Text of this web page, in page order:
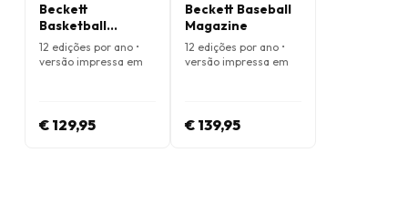
Beckett
Basketball
Magazine
12 edições por ano •
versão impressa em
€ 129,95
Beckett Baseball
Magazine
12 edições por ano •
versão impressa em
€ 139,95